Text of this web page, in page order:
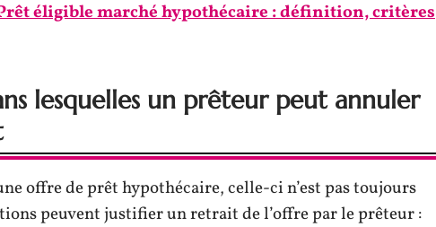
éligible marché hypothécaire : définition, critères
lesquelles un prêteur peut annuler
offre de prêt hypothécaire, celle-ci n’est pas toujours
peuvent justifier un retrait de l’offre par le prêteur :